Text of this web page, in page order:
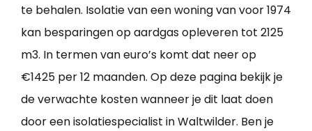
te behalen. Isolatie van een woning van voor 1974
kan besparingen op aardgas opleveren tot 2125
m3. In termen van euro’s komt dat neer op
€1425 per 12 maanden. Op deze pagina bekijk je
de verwachte kosten wanneer je dit laat doen
door een isolatiespecialist in Waltwilder. Ben je